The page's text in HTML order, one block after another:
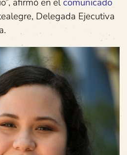
Delegada Ejecutiva